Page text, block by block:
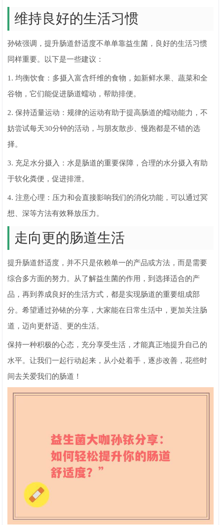
维持良好的生活习惯
孙铱强调，提升肠道舒适度不单单靠益生菌，良好的生活习惯
同样重要。以下是一些建议：
1. 均衡饮食：多摄入富含纤维的食物，如新鲜水果、蔬菜和全
谷物，它们能促进肠道蠕动，帮助排便。
2. 保持适量运动：规律的运动有助于提高肠道的蠕动能力，不
妨尝试每天30分钟的活动，与朋友散步、慢跑都是不错的选
择。
3. 充足水分摄入：水是肠道的重要保障，合理的水分摄入有助
于软化粪便，促进排泄。
4. 注意心理：压力和会直接影响我们的消化功能，可以通过冥
想、深等方法有效释放压力。
走向更的肠道生活
提升肠道舒适度，并不只是依赖单一的产品或方法，而是需要
综合多方面的努力。从了解益生菌的作用，到选择适合的产
品，再到养成良好的生活方式，都是实现肠道的重要组成部
分。希望通过孙铱的分享，大家能在日常生活中，更加关注肠
道，迈向更舒适、更的生活。
保持一种积极的心态，充分享受生活，才能真正地提升自己的
水平。让我们一起行动起来，从小处着手，逐步改善，花些时
间去关爱我们的肠道！